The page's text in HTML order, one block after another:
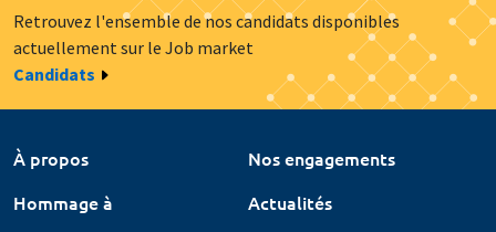
Retrouvez l'ensemble de nos candidats disponibles
actuellement sur le Job market
Candidats
À propos
Nos engagements
Hommage à
Actualités